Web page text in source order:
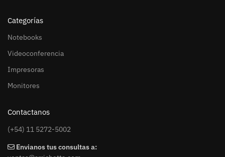
Categorías
Notebooks
Videoconferencia
Impresoras
Monitores
Contactanos
(+54) 11 5272-5002
Envianos tus consultas a: